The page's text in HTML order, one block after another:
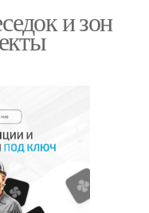
и зон